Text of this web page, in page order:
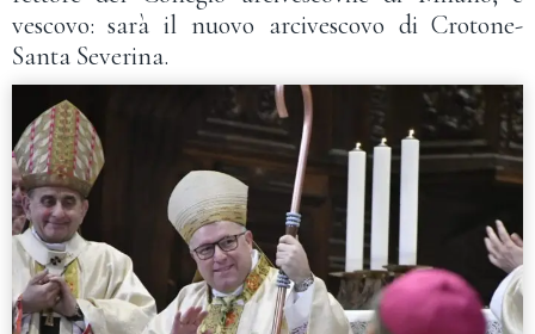
vescovo: sarà il nuovo arcivescovo di Crotone-
Santa Severina.